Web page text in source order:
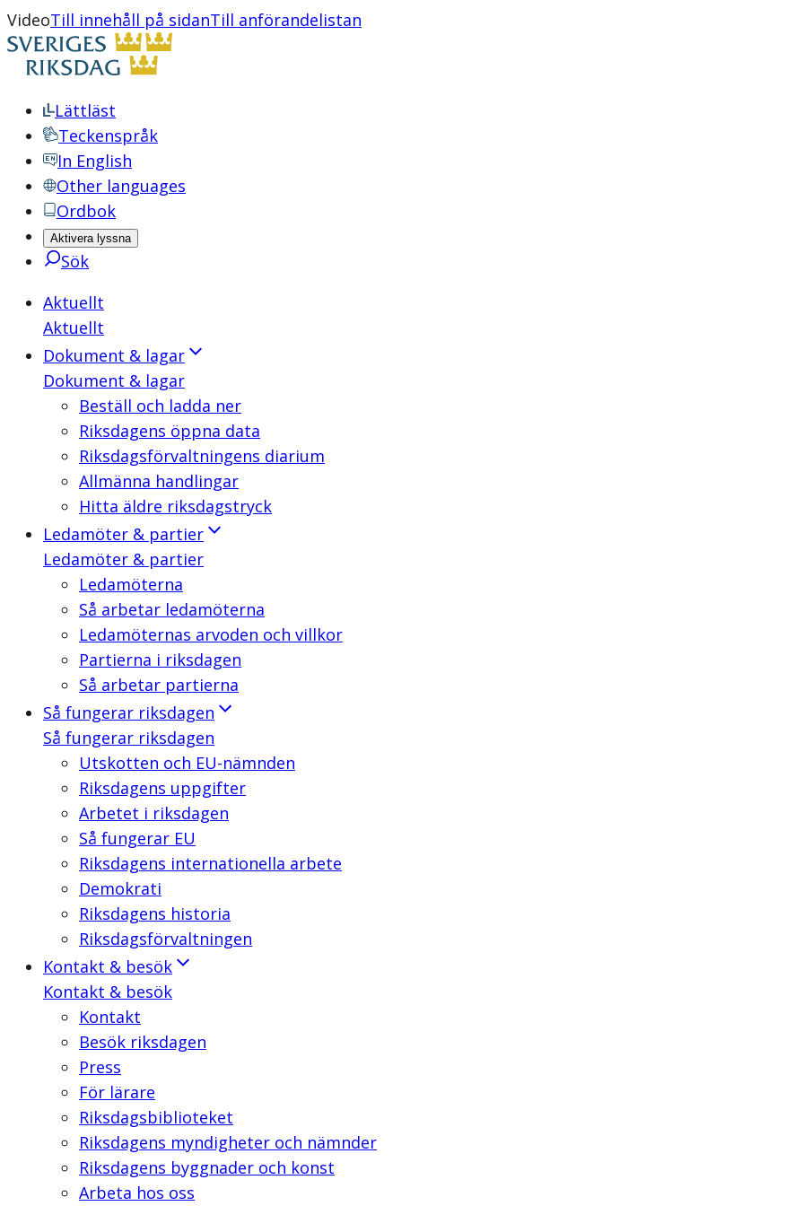
VideoTill innehåll på sidanTill anförandelistan
Lättläst
Teckenspråk
In English
Other languages
Ordbok
Aktivera lyssna
Sök
Aktuellt
Aktuellt
Dokument & lagar
Dokument & lagar
Beställ och ladda ner
Riksdagens öppna data
Riksdagsförvaltningens diarium
Allmänna handlingar
Hitta äldre riksdagstryck
Ledamöter & partier
Ledamöter & partier
Ledamöterna
Så arbetar ledamöterna
Ledamöternas arvoden och villkor
Partierna i riksdagen
Så arbetar partierna
Så fungerar riksdagen
Så fungerar riksdagen
Utskotten och EU-nämnden
Riksdagens uppgifter
Arbetet i riksdagen
Så fungerar EU
Riksdagens internationella arbete
Demokrati
Riksdagens historia
Riksdagsförvaltningen
Kontakt & besök
Kontakt & besök
Kontakt
Besök riksdagen
Press
För lärare
Riksdagsbiblioteket
Riksdagens myndigheter och nämnder
Riksdagens byggnader och konst
Arbeta hos oss